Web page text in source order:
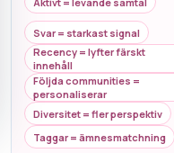
Svar = starkast signal
Recency = lyfter färskt
innehåll
Följda communities =
personaliserar
Diversitet = fler perspektiv
Taggar = ämnesmatchning